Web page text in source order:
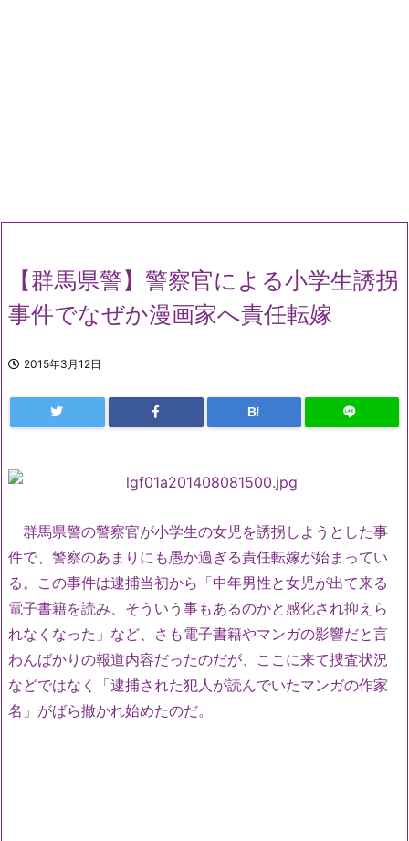
【群馬県警】警察官による小学生誘拐
事件でなぜか漫画家へ責任転嫁
2015年3月12日
B!
群馬県警の警察官が小学生の女児を誘拐しようとした事
件で、警察のあまりにも愚か過ぎる責任転嫁が始まってい
る。この事件は逮捕当初から「中年男性と女児が出て来る
電子書籍を読み、そういう事もあるのかと感化され抑えら
れなくなった」など、さも電子書籍やマンガの影響だと言
わんばかりの報道内容だったのだが、ここに来て捜査状況
などではなく「逮捕された犯人が読んでいたマンガの作家
名」がばら撒かれ始めたのだ。